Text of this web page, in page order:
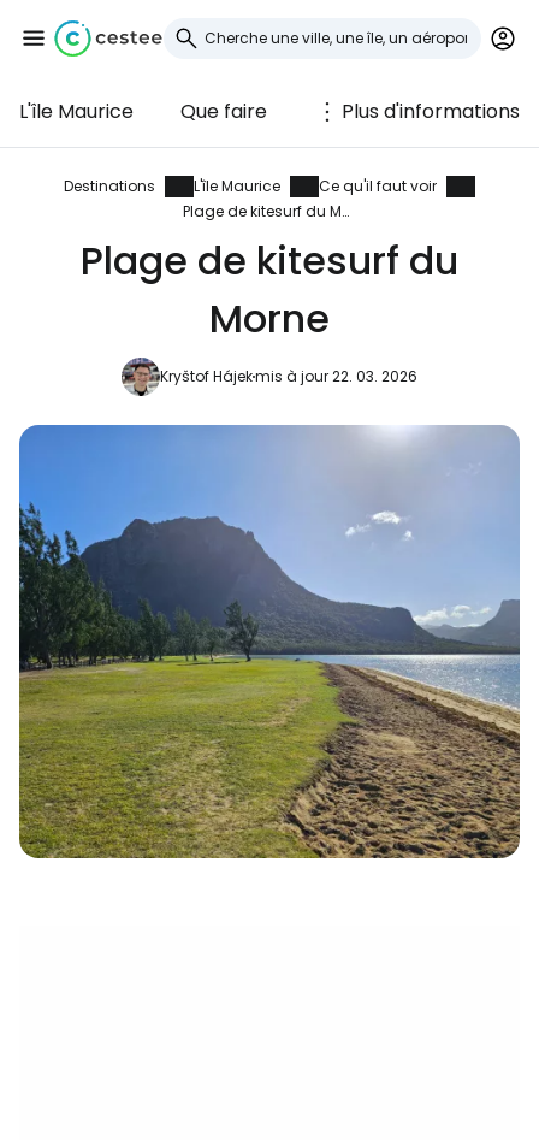
L'île Maurice Que faire Plus d'informations
Destinations L'île Maurice
Ce qu'il faut voir
Plage de kitesurf du Morne
Plage de kitesurf du
Morne
Kryštof Hájekmis à jour 22. 03. 2026
Se connecter à
Cestee
... la communauté mondiale des voyageurs
Continuer avec Google
Continuer avec Facebook
Poursuivre avec le courrier
électronique